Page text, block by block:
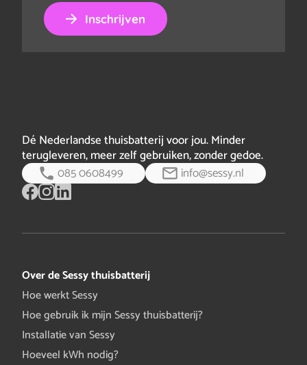
Inschrijven
Dé Nederlandse thuisbatterij voor jou. Minder
terugleveren, meer zelf gebruiken, zonder gedoe.
085 0608499
info@sessy.nl
Over de Sessy thuisbatterij
Hoe werkt Sessy
Hoe gebruik ik mijn Sessy thuisbatterij?
Installatie van Sessy
Hoeveel kWh nodig?